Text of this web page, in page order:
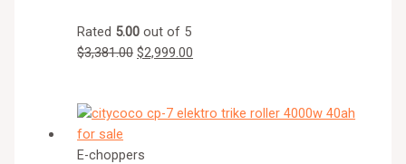
Rated 5.00 out of 5
$3,381.00 $2,999.00
E-choppers